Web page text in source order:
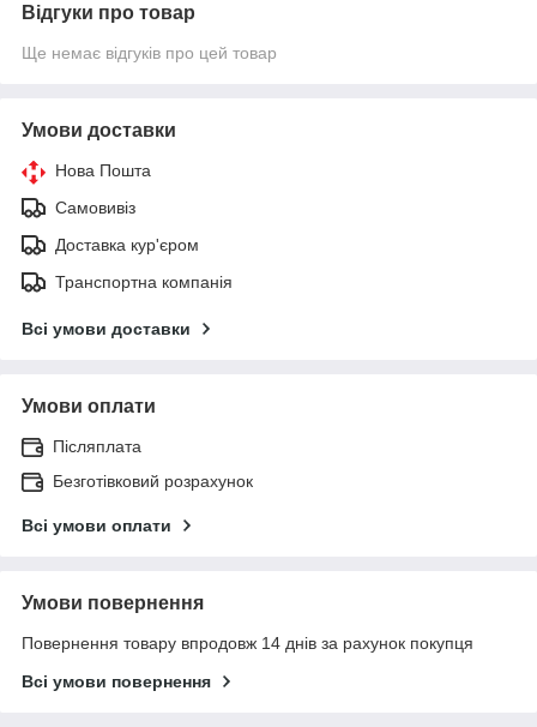
Відгуки про товар
Ще немає відгуків про цей товар
Умови доставки
Нова Пошта
Самовивіз
Доставка кур'єром
Транспортна компанія
Всі умови доставки
Умови оплати
Післяплата
Безготівковий розрахунок
Всі умови оплати
Умови повернення
Повернення товару впродовж 14 днів за рахунок покупця
Всі умови повернення